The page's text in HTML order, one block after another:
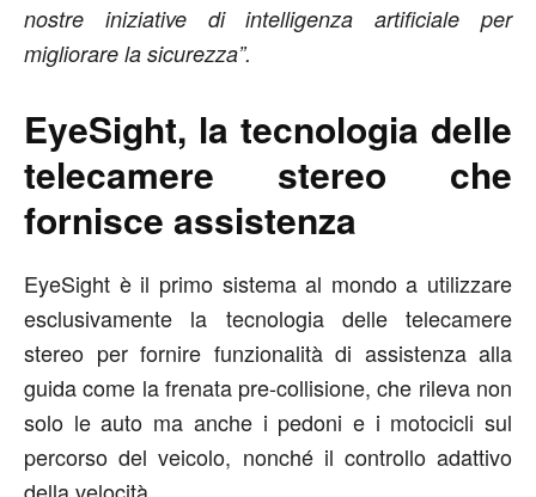
nostre iniziative di intelligenza artificiale per
migliorare la sicurezza”.
EyeSight, la tecnologia delle
telecamere stereo che
fornisce assistenza
EyeSight è il primo sistema al mondo a utilizzare
esclusivamente la tecnologia delle telecamere
stereo per fornire funzionalità di assistenza alla
guida come la frenata pre-collisione, che rileva non
solo le auto ma anche i pedoni e i motocicli sul
percorso del veicolo, nonché il controllo adattivo
della velocità.